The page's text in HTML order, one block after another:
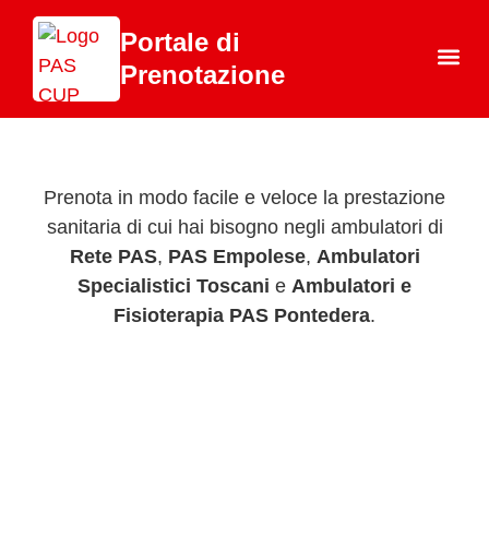
Portale di
Prenotazione
Prenota in modo facile e veloce la prestazione
sanitaria di cui hai bisogno negli ambulatori di
Rete PAS, PAS Empolese, Ambulatori
Specialistici Toscani e Ambulatori e
Fisioterapia PAS Pontedera.